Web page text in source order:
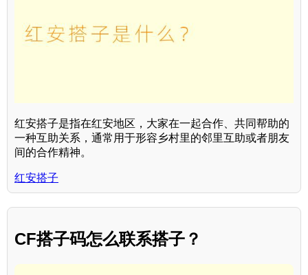
红安搭子是指在红安地区，大家在一起合作、共同帮助的
一种互助关系，通常用于形容乡村里的邻里互助或者朋友
间的合作精神。
红安搭子
CF搭子码怎么联系搭子？